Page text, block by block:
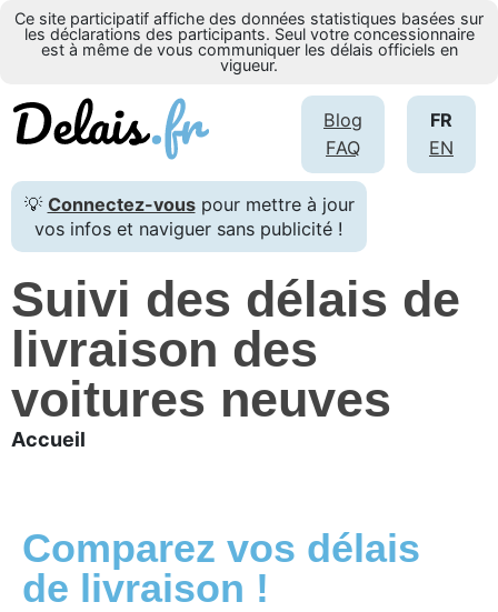
Ce site participatif affiche des données statistiques basées sur
les déclarations des participants. Seul votre concessionnaire
est à même de vous communiquer les délais officiels en
vigueur.
FR
EN
Blog
FAQ
💡 Connectez-vouspour mettre à jour
vos infos et naviguer sans publicité !
Suivi des délais de
livraison des
voitures neuves
Accueil
Comparez vos délais
de livraison !